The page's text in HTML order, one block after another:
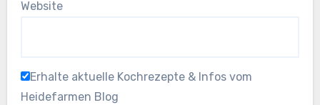
Website
Erhalte aktuelle Kochrezepte & Infos vom
Heidefarmen Blog